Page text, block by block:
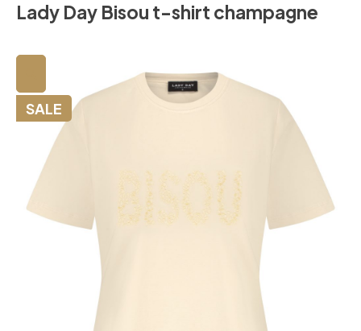
Lady Day Bisou t-shirt champagne
SALE